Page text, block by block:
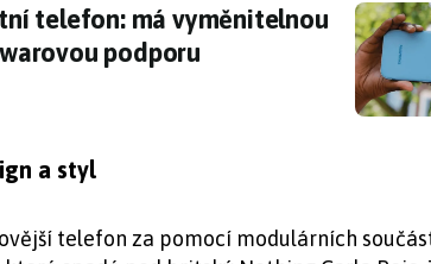
telefon: má vyměnitelnou baterii
telefon: má vyměnitelnou
podporu
a styl
telefon za pomocí modulárních